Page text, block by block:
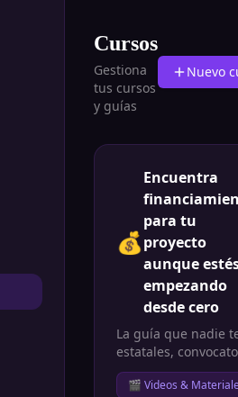
Cursos
Gestiona
tus cursos
y guías
Nuevo
💰
Encuentra
para tu
proyecto
aunque
empezando
desde cero
La guía que nadie
estatales,
internacionales,
cómo ganar. Todo
🎬 Videos &